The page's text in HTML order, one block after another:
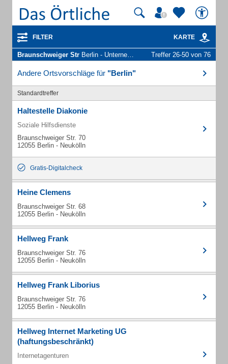
FILTER KARTE
Braunschweiger Str Berlin - Unternehmen und Personen Treffer 26-50 von 76
Andere Ortsvorschläge für "Berlin"
Standardtreffer
Haltestelle Diakonie
Soziale Hilfsdienste
Braunschweiger Str. 70
12055 Berlin - Neukölln
Gratis-Digitalcheck
Heine Clemens
Braunschweiger Str. 68
12055 Berlin - Neukölln
Hellweg Frank
Braunschweiger Str. 76
12055 Berlin - Neukölln
Hellweg Frank Liborius
Braunschweiger Str. 76
12055 Berlin - Neukölln
Hellweg Internet Marketing UG
(haftungsbeschränkt)
Internetagenturen